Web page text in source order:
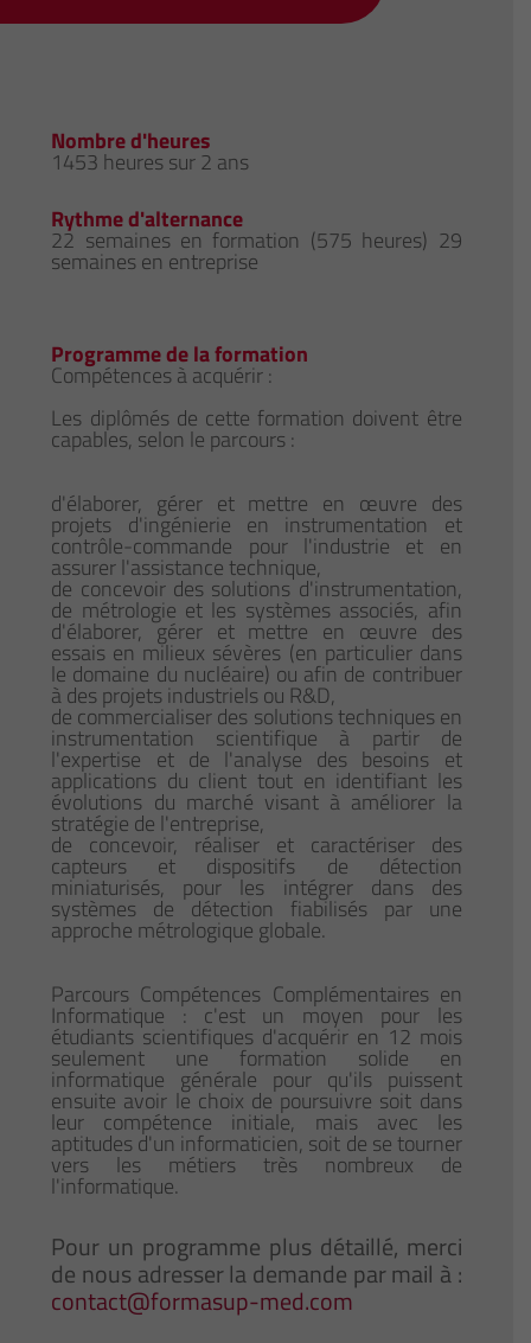
Nombre d'heures
1453 heures sur 2 ans
Rythme d'alternance
22 semaines en formation (575 heures) 29
semaines en entreprise
Programme de la formation
Compétences à acquérir :
Les diplômés de cette formation doivent être
capables, selon le parcours :
d'élaborer, gérer et mettre en œuvre des
projets d'ingénierie en instrumentation et
contrôle-commande pour l'industrie et en
assurer l'assistance technique,
de concevoir des solutions d'instrumentation,
de métrologie et les systèmes associés, afin
d'élaborer, gérer et mettre en œuvre des
essais en milieux sévères (en particulier dans
le domaine du nucléaire) ou afin de contribuer
à des projets industriels ou R&D,
de commercialiser des solutions techniques en
instrumentation scientifique à partir de
l'expertise et de l'analyse des besoins et
applications du client tout en identifiant les
évolutions du marché visant à améliorer la
stratégie de l'entreprise,
de concevoir, réaliser et caractériser des
capteurs et dispositifs de détection
miniaturisés, pour les intégrer dans des
systèmes de détection fiabilisés par une
approche métrologique globale.
Parcours Compétences Complémentaires en
Informatique : c'est un moyen pour les
étudiants scientifiques d'acquérir en 12 mois
seulement une formation solide en
informatique générale pour qu'ils puissent
ensuite avoir le choix de poursuivre soit dans
leur compétence initiale, mais avec les
aptitudes d'un informaticien, soit de se tourner
vers les métiers très nombreux de
l'informatique.
Pour un programme plus détaillé, merci
de nous adresser la demande par mail à :
contact@formasup-med.com